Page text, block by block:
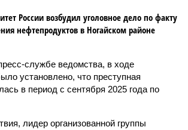
России возбудил уголовное дело по факту
нефтепродуктов в Ногайском районе
службе ведомства, в ходе
установлено, что преступная
в период с сентября 2025 года по
лидер организованной группы